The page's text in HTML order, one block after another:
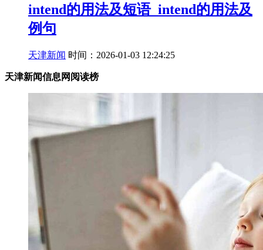
intend的用法及短语_intend的用法及
例句
天津新闻 时间：2026-01-03 12:24:25
天津新闻信息网阅读榜